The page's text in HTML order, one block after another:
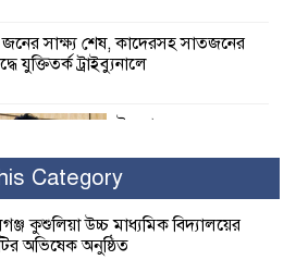
সাক্ষ্য শেষ, কাদেরসহ সাতজনের
যুক্তিতর্ক ট্রাইব্যুনালে
ইসলামের সবচেয়ে
নুর
মাসে সরকারের দোষ দিচ্ছেন, আপনারা
Category
কুশুলিয়া উচ্চ মাধ্যমিক বিদ্যালয়ের
অভিষেক অনুষ্ঠিত